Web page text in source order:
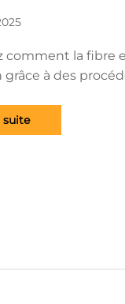
comment la fibre
grâce à des
l'efficacité —
dès
suite